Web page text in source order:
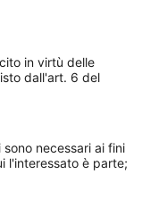
in virtù delle
dall'art. 6 del
necessari ai fini
l'interessato è parte;